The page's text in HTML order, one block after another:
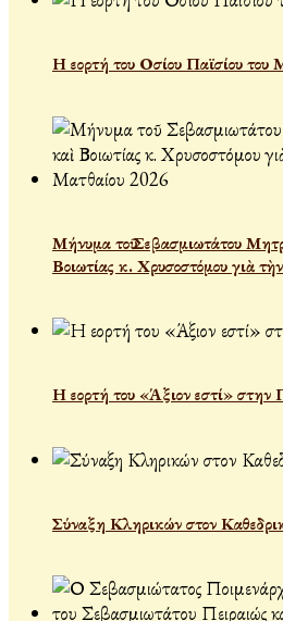
Η εορτή του Οσίου Παϊσίου του
Μήνυμα τοῦ Σεβασμιωτάτου
Βοιωτίας κ. Χρυσοστόμου γιὰ
Η εορτή του «Άξιον εστί» στην
Σύναξη Κληρικών στον